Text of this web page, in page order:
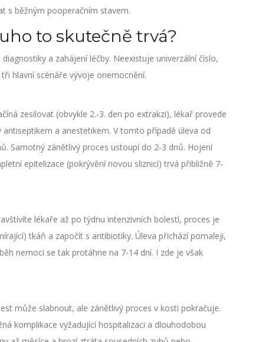
s běžným pooperačním stavem.
to skutečně trvá?
a zahájení léčby. Neexistuje univerzální číslo,
hlavní scénáře vývoje onemocnění.
zesilovat (obvykle 2.-3. den po extrakzi), lékař provede
a anestetikem. V tomto případě úleva od
Samotný zánětlivý proces ustoupí do 2-3 dnů. Hojení
epitelizace (pokrývění novou sliznicí) trvá přibližně 7-
lékaře až po týdnu intenzivních bolestí, proces je
tkáň a započít s antibiotiky. Úleva přichází pomaleji,
nemoci se tak protáhne na 7-14 dní. I zde je však
může slabnout, ale zánětlivý proces v kosti pokračuje.
komplikace vyžadující hospitalizaci a dlouhodobou